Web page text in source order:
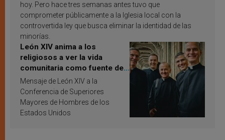
hoy. Pero hace tres semanas antes tuvo que
comprometer públicamente a la Iglesia local con la
controvertida ley que busca eliminar la identidad de las
minorías.
León XIV anima a los
religiosos a ver la vida
comunitaria como fuente de
inspiración y santificación
Mensaje de León XIV a la
Conferencia de Superiores
Mayores de Hombres de los
Estados Unidos